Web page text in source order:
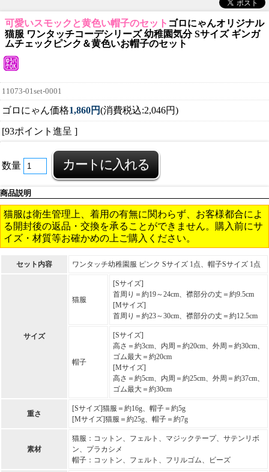
可愛いスモックと黄色い帽子のセット ゴロにゃんオリジナル
猫服 ワンタッチコーデシリーズ 幼稚園気分 Sサイズ ギンガ
ムチェックピンク＆黄色いお帽子のセット
11073-01set-0001
ゴロにゃん価格1,860円(消費税込:2,046円)
[93ポイント進呈 ]
数量
商品説明
猫服は衛生管理上、着用の有無に関わらず、お客様都合によ
る開封後の返品・交換を承ることができません。購入前にサ
イズ・材質等お確かめの上ご購入ください。
セット内容 ワンタッチ幼稚園服 ピンク Sサイズ 1点、帽子Sサイズ 1点
サイズ
猫服
[Sサイズ]
首周り＝約19～24cm、襟部分の丈＝約9.5cm
[Mサイズ]
首周り＝約23～30cm、襟部分の丈＝約12.5cm
帽子
[Sサイズ]
高さ＝約3cm、内周＝約20cm、外周＝約30cm、
ゴム最大＝約20cm
[Mサイズ]
高さ＝約5cm、内周＝約25cm、外周＝約37cm、
ゴム最大＝約30cm
重さ
[Sサイズ]猫服＝約16g、帽子＝約5g
[Mサイズ]猫服＝約25g、帽子＝約7g
素材
猫服：コットン、フェルト、マジックテープ、サテンリボ
ン、プラカシメ
帽子：コットン、フェルト、フリルゴム、ビーズ